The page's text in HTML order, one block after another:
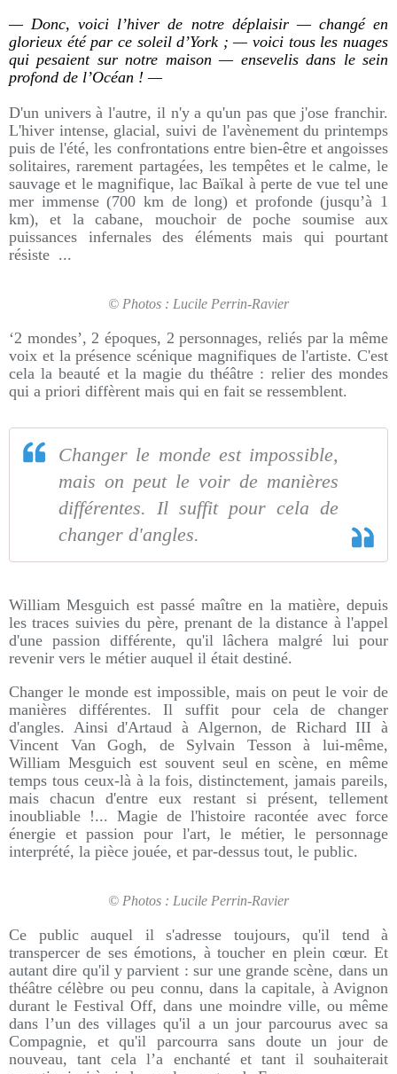
— Donc, voici l’hiver de notre déplaisir — changé en
glorieux été par ce soleil d’York ; — voici tous les nuages
qui pesaient sur notre maison — ensevelis dans le sein
profond de l’Océan ! —
D'un univers à l'autre, il n'y a qu'un pas que j'ose franchir.
L'hiver intense, glacial, suivi de l'avènement du printemps
puis de l'été, les confrontations entre bien-être et angoisses
solitaires, rarement partagées, les tempêtes et le calme, le
sauvage et le magnifique, lac Baïkal à perte de vue tel une
mer immense (700 km de long) et profonde (jusqu’à 1
km), et la cabane, mouchoir de poche soumise aux
puissances infernales des éléments mais qui pourtant
résiste ...
© Photos : Lucile Perrin-Ravier
‘2 mondes’, 2 époques, 2 personnages, reliés par la même
voix et la présence scénique magnifiques de l'artiste. C'est
cela la beauté et la magie du théâtre : relier des mondes
qui a priori diffèrent mais qui en fait se ressemblent.
Changer le monde est impossible,
mais on peut le voir de manières
différentes. Il suffit pour cela de
changer d'angles.
William Mesguich est passé maître en la matière, depuis
les traces suivies du père, prenant de la distance à l'appel
d'une passion différente, qu'il lâchera malgré lui pour
revenir vers le métier auquel il était destiné.
Changer le monde est impossible, mais on peut le voir de
manières différentes. Il suffit pour cela de changer
d'angles. Ainsi d'Artaud à Algernon, de Richard III à
Vincent Van Gogh, de Sylvain Tesson à lui-même,
William Mesguich est souvent seul en scène, en même
temps tous ceux-là à la fois, distinctement, jamais pareils,
mais chacun d'entre eux restant si présent, tellement
inoubliable !... Magie de l'histoire racontée avec force
énergie et passion pour l'art, le métier, le personnage
interprété, la pièce jouée, et par-dessus tout, le public.
© Photos : Lucile Perrin-Ravier
Ce public auquel il s'adresse toujours, qu'il tend à
transpercer de ses émotions, à toucher en plein cœur. Et
autant dire qu'il y parvient : sur une grande scène, dans un
théâtre célèbre ou peu connu, dans la capitale, à Avignon
durant le Festival Off, dans une moindre ville, ou même
dans l’un des villages qu'il a un jour parcourus avec sa
Compagnie, et qu'il parcourra sans doute un jour de
nouveau, tant cela l’a enchanté et tant il souhaiterait